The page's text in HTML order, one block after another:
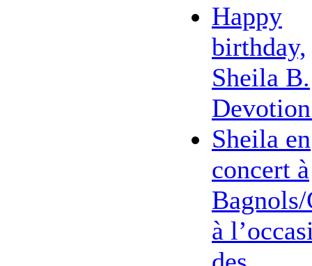
Happy
birthday,
Sheila B.
Sheila en
concert à
Bagnols/
à